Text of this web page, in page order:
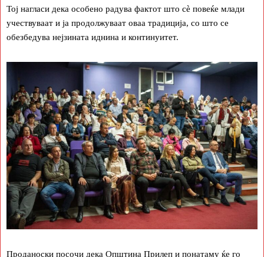
Тој нагласи дека особено радува фактот што сè повеќе млади
учествуваат и ја продолжуваат оваа традиција, со што се
обезбедува нејзината иднина и континуитет.
Проданоски посочи дека Општина Прилеп и понатаму ќе го